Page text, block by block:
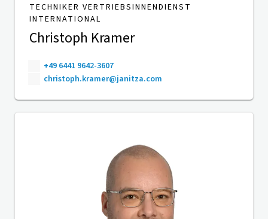
TECHNIKER VERTRIEBSINNENDIENST
INTERNATIONAL
Christoph Kramer
+49 6441 9642-3607
christoph.kramer@janitza.com